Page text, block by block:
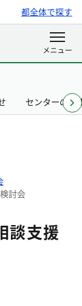
都全体で探す
センターの概
討会
談支援